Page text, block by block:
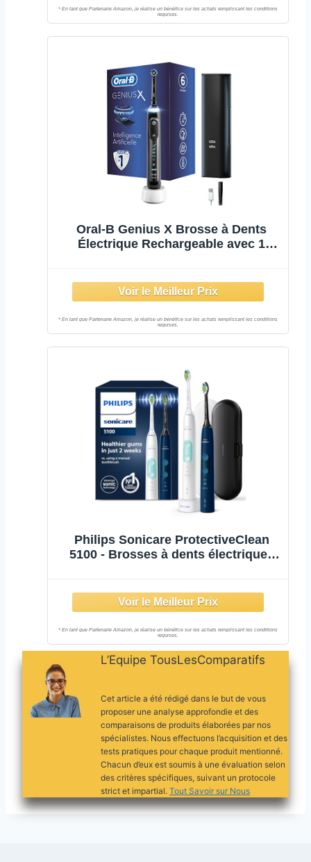
Oral-B Genius X Brosse à Dents
Électrique Rechargeable avec 1
Premium Offert
Philips Sonicare ProtectiveClean
5100 - Brosses à dents électriques
voyage, blanc et bleu, Lot de 2,
modèle HX6851/34
L’Equipe TousLesComparatifs
Cet article a été rédigé dans le but de vous
proposer une analyse approfondie et des
comparaisons de produits élaborées par nos
spécialistes. Nous effectuons l’acquisition et des
tests pratiques pour chaque produit mentionné.
Chacun d’eux est soumis à une évaluation selon
des critères spécifiques, suivant un protocole
strict et impartial. Tout Savoir sur Nous